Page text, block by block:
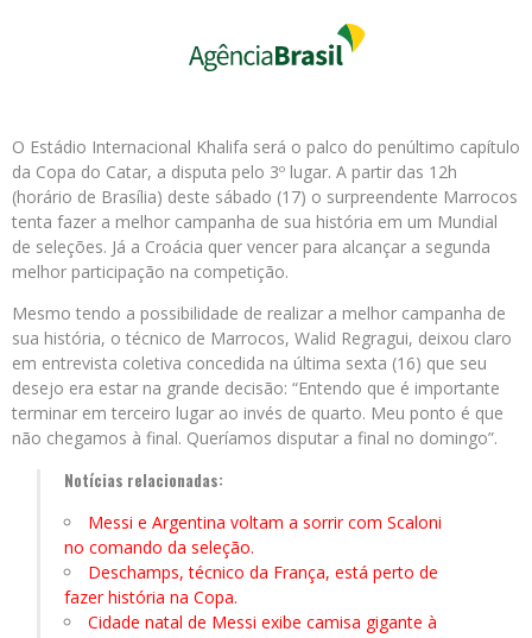
O Estádio Internacional Khalifa será o palco do penúltimo capítulo
da Copa do Catar, a disputa pelo 3º lugar. A partir das 12h
(horário de Brasília) deste sábado (17) o surpreendente Marrocos
tenta fazer a melhor campanha de sua história em um Mundial
de seleções. Já a Croácia quer vencer para alcançar a segunda
melhor participação na competição.
Mesmo tendo a possibilidade de realizar a melhor campanha de
sua história, o técnico de Marrocos, Walid Regragui, deixou claro
em entrevista coletiva concedida na última sexta (16) que seu
desejo era estar na grande decisão: “Entendo que é importante
terminar em terceiro lugar ao invés de quarto. Meu ponto é que
não chegamos à final. Queríamos disputar a final no domingo”.
Notícias relacionadas:
Messi e Argentina voltam a sorrir com Scaloni
no comando da seleção.
Deschamps, técnico da França, está perto de
fazer história na Copa.
Cidade natal de Messi exibe camisa gigante à